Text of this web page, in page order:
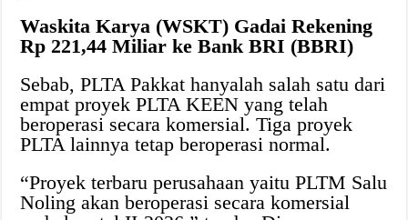
Waskita Karya (WSKT) Gadai Rekening
Rp 221,44 Miliar ke Bank BRI (BBRI)
Sebab, PLTA Pakkat hanyalah salah satu dari
empat proyek PLTA KEEN yang telah
beroperasi secara komersial. Tiga proyek
PLTA lainnya tetap beroperasi normal.
“Proyek terbaru perusahaan yaitu PLTM Salu
Noling akan beroperasi secara komersial